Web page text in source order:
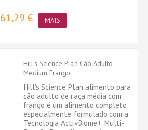
61,29 € MAIS
Hill's Science Plan Cão Adulto
Medium Frango
Hill's Science Plan alimento para
cão adulto de raça média com
frango é um alimento completo
especialmente formulado com a
Tecnologia ActivBiome+ Multi-